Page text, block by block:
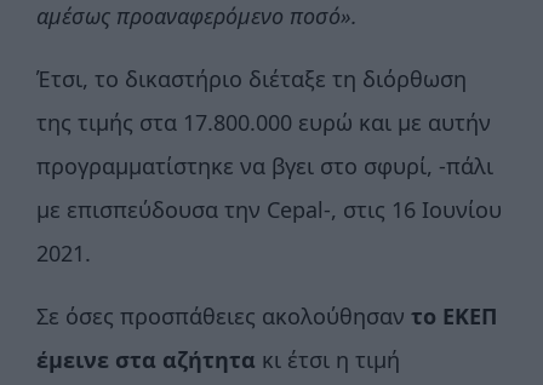
αμέσως προαναφερόμενο ποσό».
Έτσι, το δικαστήριο διέταξε τη διόρθωση
της τιμής στα 17.800.000 ευρώ και με αυτήν
προγραμματίστηκε να βγει στο σφυρί, -πάλι
με επισπεύδουσα την Cepal-, στις 16 Ιουνίου
2021.
Σε όσες προσπάθειες ακολούθησαν το ΕΚΕΠ
έμεινε στα αζήτητα κι έτσι η τιμή